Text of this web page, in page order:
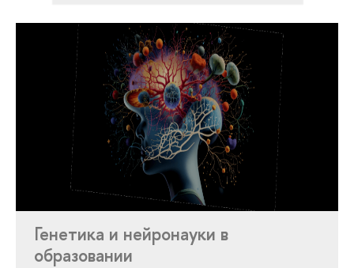
Генетика и нейронауки в
образовании